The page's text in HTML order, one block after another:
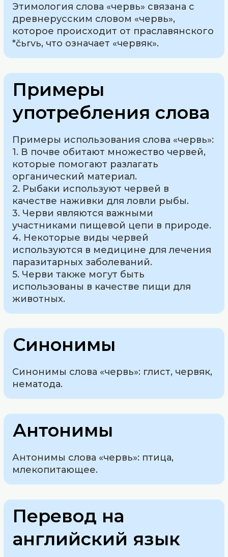
Этимология слова «червь» связана с
древнерусским словом «червь»,
которое происходит от праславянского
*čьrvь, что означает «червяк».
Примеры
употребления слова
Примеры использования слова «червь»:
1. В почве обитают множество червей,
которые помогают разлагать
органический материал.
2. Рыбаки используют червей в
качестве наживки для ловли рыбы.
3. Черви являются важными
участниками пищевой цепи в природе.
4. Некоторые виды червей
используются в медицине для лечения
паразитарных заболеваний.
5. Черви также могут быть
использованы в качестве пищи для
животных.
Синонимы
Синонимы слова «червь»: глист, червяк,
нематода.
Антонимы
Антонимы слова «червь»: птица,
млекопитающее.
Перевод на
английский язык